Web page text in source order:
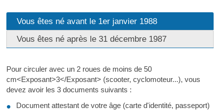
Vous êtes né avant le 1er janvier 1988
Vous êtes né après le 31 décembre 1987
Pour circuler avec un 2 roues de moins de 50
cm<Exposant>3</Exposant> (scooter, cyclomoteur...), vous
devez avoir les 3 documents suivants :
Document attestant de votre âge (carte d'identité, passeport)